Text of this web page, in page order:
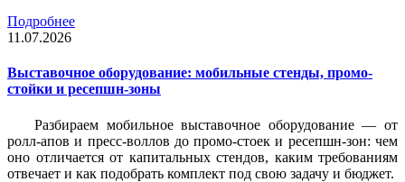
Подробнее
11.07.2026
Выставочное оборудование: мобильные стенды, промо-
стойки и ресепшн-зоны
Разбираем мобильное выставочное оборудование — от
ролл-апов и пресс-воллов до промо-стоек и ресепшн-зон: чем
оно отличается от капитальных стендов, каким требованиям
отвечает и как подобрать комплект под свою задачу и бюджет.